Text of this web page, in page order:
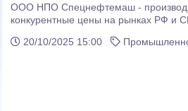
ООО НПО Спецнефтемаш -
конкурентные цены на рынках РФ и
20/10/2025 15:00